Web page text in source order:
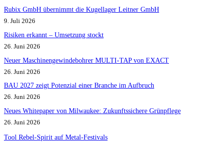
Rubix GmbH übernimmt die Kugellager Leitner GmbH
9. Juli 2026
Risiken erkannt – Umsetzung stockt
26. Juni 2026
Neuer Maschinengewindebohrer MULTI-TAP von EXACT
26. Juni 2026
BAU 2027 zeigt Potenzial einer Branche im Aufbruch​
26. Juni 2026
Neues Whitepaper von Milwaukee: Zukunftssichere Grünpflege
26. Juni 2026
Tool Rebel-Spirit auf Metal-Festivals